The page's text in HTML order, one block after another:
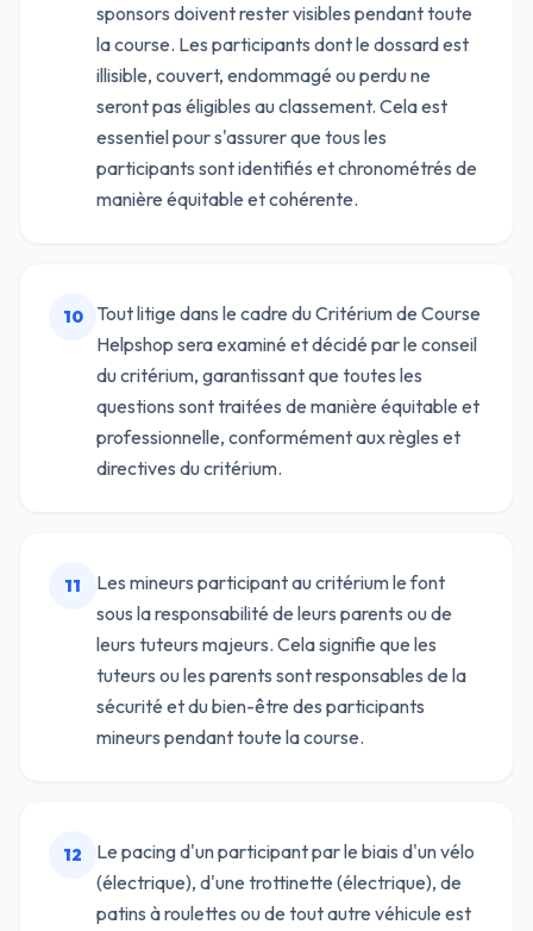
sponsors doivent rester visibles pendant toute
la course. Les participants dont le dossard est
illisible, couvert, endommagé ou perdu ne
seront pas éligibles au classement. Cela est
essentiel pour s'assurer que tous les
participants sont identifiés et chronométrés de
manière équitable et cohérente.
10
Tout litige dans le cadre du Critérium de Course
Helpshop sera examiné et décidé par le conseil
du critérium, garantissant que toutes les
questions sont traitées de manière équitable et
professionnelle, conformément aux règles et
directives du critérium.
11
Les mineurs participant au critérium le font
sous la responsabilité de leurs parents ou de
leurs tuteurs majeurs. Cela signifie que les
tuteurs ou les parents sont responsables de la
sécurité et du bien-être des participants
mineurs pendant toute la course.
12
Le pacing d'un participant par le biais d'un vélo
(électrique), d'une trottinette (électrique), de
patins à roulettes ou de tout autre véhicule est